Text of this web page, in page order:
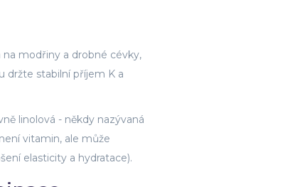
na modřiny a drobné cévky,
držte stabilní příjem K a
linolová - někdy nazývaná
vitamin, ale může
elasticity a hydratace).